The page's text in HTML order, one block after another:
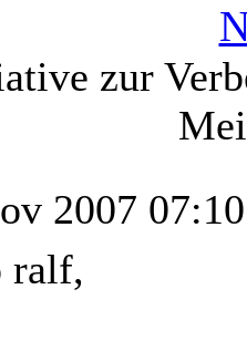
zur
2007 07:10
ralf,